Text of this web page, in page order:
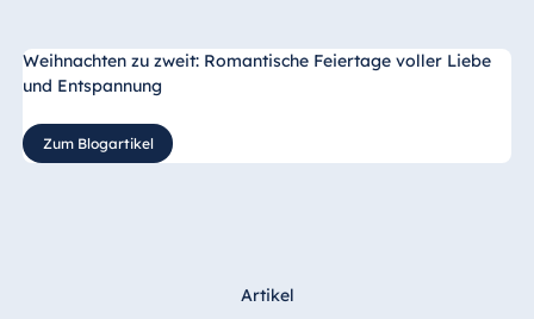
Weihnachten zu zweit: Romantische Feiertage voller Liebe
und Entspannung
Zum Blogartikel
Artikel